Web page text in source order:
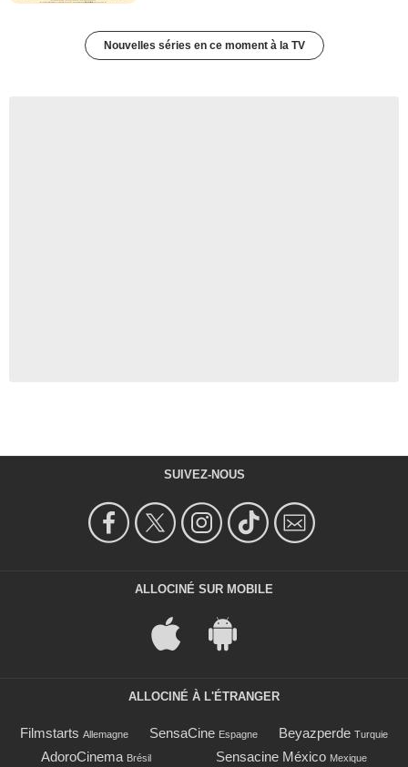
Nouvelles séries en ce moment à la TV
SUIVEZ-NOUS
ALLOCINÉ SUR MOBILE
ALLOCINÉ À L'ÉTRANGER
Filmstarts Allemagne SensaCine Espagne Beyazperde Turquie
AdoroCinema Brésil Sensacine México Mexique